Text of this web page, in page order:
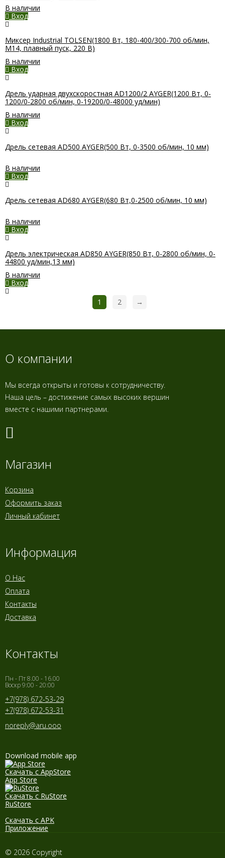
В наличии
Вход
Миксер Industrial TOLSEN(1800 Вт, 180-400/300-700 об/мин,
М14, плавный пуск, 220 В)
В наличии
Вход
Дрель ударная двухскоростная AD1200/2 AYGER(1200 Вт, 0-
1200/0-2800 об/мин, 0-19200/0-48000 уд/мин)
В наличии
Вход
Дрель сетевая AD500 AYGER(500 Вт, 0-3500 об/мин, 10 мм)
В наличии
Вход
Дрель сетевая AD680 AYGER(680 Вт,0-2500 об/мин, 10 мм)
В наличии
Вход
Дрель электрическая AD850 AYGER(850 Вт, 0-2800 об/мин, 0-
44800 уд/мин,13 мм)
В наличии
Вход
1
2 →
О компании
Мы всегда открыты и готовы к сотрудничеству.
Наша цель – достижение самых высоких вершин
вместе с нашими партнерами.
Магазин
Корзина
Оформить заказ
Личный кабинет
Информация
О Нас
Оплата
Контакты
Доставка
Контакты
Пн - Пт 8.00 - 16.00
Воскр 9:00 - 20:00
+7(978) 672-53-29
+7(978) 672-53-31
noreply@aru.ooo
Download mobile app
Скачать с AppStore
App Store
Скачать с RuStore
RuStore
Скачать с APK
Приложение
© 2026 Copyright